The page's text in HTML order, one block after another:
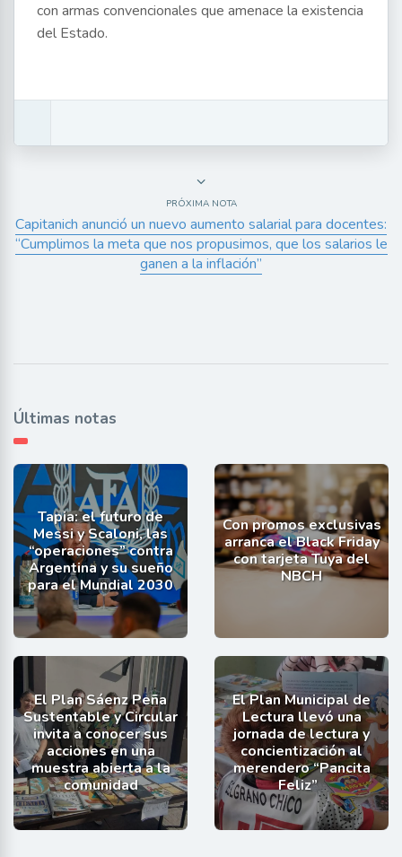
con armas convencionales que amenace la existencia
del Estado.
PRÓXIMA NOTA
Capitanich anunció un nuevo aumento salarial para docentes:
“Cumplimos la meta que nos propusimos, que los salarios le
ganen a la inflación”
Últimas notas
Tapia: el futuro de
Messi y Scaloni, las
“operaciones” contra
Argentina y su sueño
para el Mundial 2030
Con promos exclusivas
arranca el Black Friday
con tarjeta Tuya del
NBCH
El Plan Sáenz Peña
Sustentable y Circular
invita a conocer sus
acciones en una
muestra abierta a la
comunidad
El Plan Municipal de
Lectura llevó una
jornada de lectura y
concientización al
merendero “Pancita
Feliz”